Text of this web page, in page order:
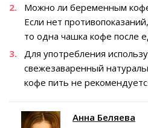
Можно ли беременным
Если нет
то одна чашка кофе после
Для употребления
свежезаваренный
кофе пить не
Анна Беляева